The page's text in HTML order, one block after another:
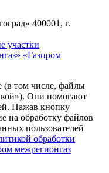
400001, г.
участки
«Газпром
(в том числе, файлы
Они помогают
Нажав кнопку
на обработку файлов
пользователей
обработки
межрегионгаз